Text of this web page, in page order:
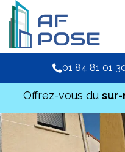
01 84 81 01
Offrez-vous du